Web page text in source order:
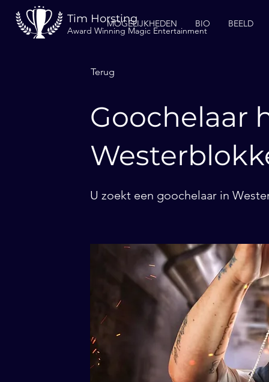
Tim Horsting
Award Winning Magic Entertainment
MOGELIJKHEDEN BIO BEELD
Terug
Goochelaar
U zoekt een goochelaar in